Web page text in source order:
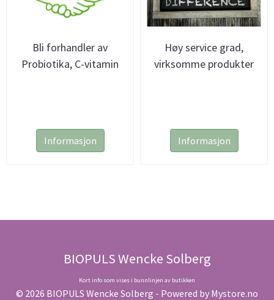
Bli forhandler av
Probiotika, C-vitamin
Informasjon
Høy service grad,
virksomme produkter
Informasjon
BIOPULS Wencke Solberg
Kort info som vises i bunnlinjen av butikken
© 2026 BIOPULS Wencke Solberg - Powered by Mystore.no